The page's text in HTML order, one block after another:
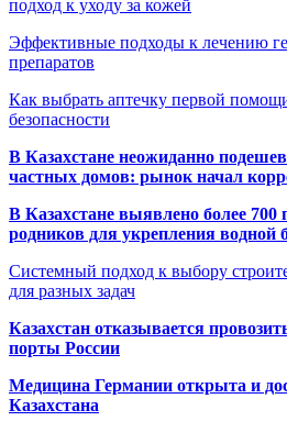
подход к уходу за кожей
Эффективные подходы к лечению
препаратов
Как выбрать аптечку первой
безопасности
В Казахстане неожиданно
частных домов: рынок начал
В Казахстане выявлено более 700
родников для укрепления водной
Системный подход к выбору
для разных задач
Казахстан отказывается
порты России
Медицина Германии открыта и
Казахстана